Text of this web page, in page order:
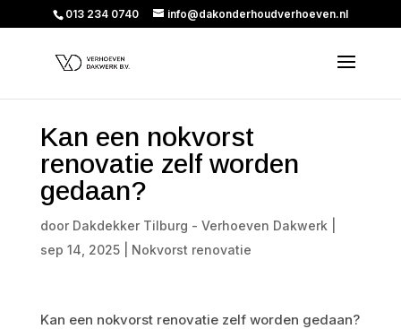
013 234 0740 info@dakonderhoudverhoeven.nl
Kan een nokvorst
renovatie zelf worden
gedaan?
door Dakdekker Tilburg - Verhoeven Dakwerk
sep 14, 2025| Nokvorst renovatie
Kan een nokvorst renovatie zelf worden gedaan?